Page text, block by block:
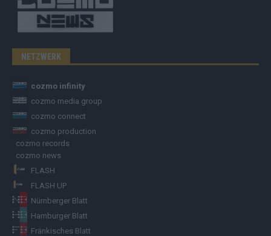
NETZWERK
cozmo infinity
cozmo media group
cozmo connect
cozmo production
cozmo records
cozmo news
FLASH
FLASH UP
Nürnberger Blatt
Hamburger Blatt
Fränkisches Blatt